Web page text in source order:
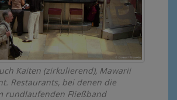
Kaiten (zirkulierend), Mawarii
Restaurants, bei denen die
rundlaufenden Fließband